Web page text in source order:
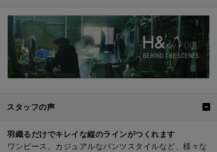
スタッフの声
羽織るだけでキレイな縦のラインがつくれます
ワンピース、カジュアルなパンツスタイルなど、様々な